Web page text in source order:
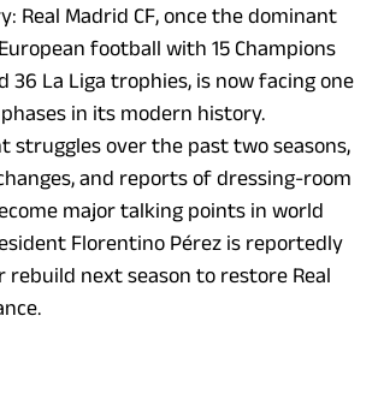
Real Madrid CF, once the dominant
football with 15 Champions
36 La Liga trophies, is now facing one
in its modern history.
struggles over the past two seasons,
and reports of dressing-room
major talking points in world
Florentino Pérez is reportedly
rebuild next season to restore Real